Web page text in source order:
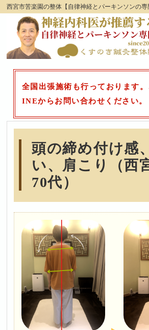
西宮市苦楽園の整体【自律神経とパーキンソンの
全国出張施術も行っております
INEからお問い合わせください。
頭の締め付け感
い、肩こり（西
70代）